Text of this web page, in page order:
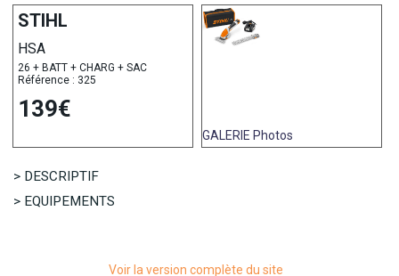
STIHL
HSA
26 + BATT + CHARG + SAC
Référence : 325
139€
GALERIE Photos
> DESCRIPTIF
> EQUIPEMENTS
Voir la version complète du site